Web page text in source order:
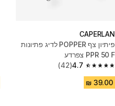
CAPERLAN
פיתיון צף POPPER לדיג פתיונות
PPR 50 F צפרדע
4.7
4.7 out of 5 stars from 42 reviews
(42)